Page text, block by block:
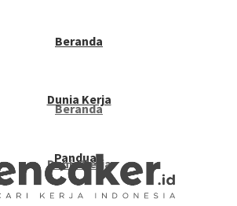
Beranda
Dunia Kerja
Panduan
Beranda
Dunia Kerja